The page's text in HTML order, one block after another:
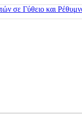
σε Γύθειο και